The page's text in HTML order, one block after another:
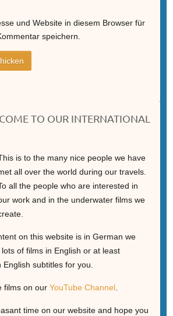
und Website in diesem Browser für
speichern.
TO OUR INTERNATIONAL
is to the many nice people we have
all over the world during our travels.
all the people who are interested in
work and in the underwater films we
on this website is in German we
of films in English or at least
subtitles for you.
films on our YouTube Channel.
time on our website and hope you